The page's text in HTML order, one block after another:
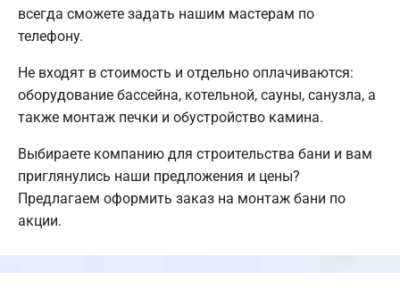
всегда сможете задать нашим мастерам по
телефону.
Не входят в стоимость и отдельно оплачиваются:
оборудование бассейна, котельной, сауны, санузла, а
также монтаж печки и обустройство камина.
Выбираете компанию для строительства бани и вам
приглянулись наши предложения и цены?
Предлагаем оформить заказ на монтаж бани по
акции.